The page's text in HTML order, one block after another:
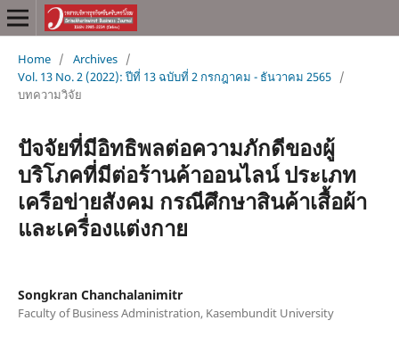
Home / Archives /
Vol. 13 No. 2 (2022): ปีที่ 13 ฉบับที่ 2 กรกฎาคม - ธันวาคม 2565 /
บทความวิจัย
ปัจจัยที่มีอิทธิพลต่อความภักดีของผู้
บริโภคที่มีต่อร้านค้าออนไลน์ ประเภท
เครือข่ายสังคม กรณีศึกษาสินค้าเสื้อผ้า
และเครื่องแต่งกาย
Songkran Chanchalanimitr
Faculty of Business Administration, Kasembundit University